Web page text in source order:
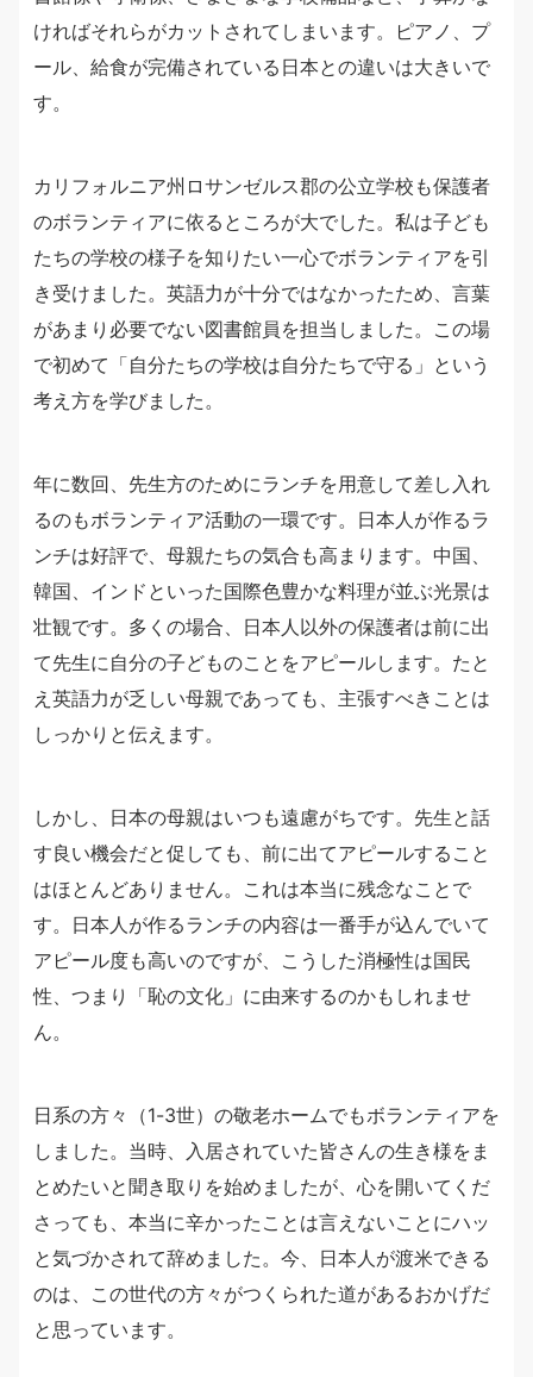
ければそれらがカットされてしまいます。ピアノ、プ
ール、給食が完備されている日本との違いは大きいで
す。
カリフォルニア州ロサンゼルス郡の公立学校も保護者
のボランティアに依るところが大でした。私は子ども
たちの学校の様子を知りたい一心でボランティアを引
き受けました。英語力が十分ではなかったため、言葉
があまり必要でない図書館員を担当しました。この場
で初めて「自分たちの学校は自分たちで守る」という
考え方を学びました。
年に数回、先生方のためにランチを用意して差し入れ
るのもボランティア活動の一環です。日本人が作るラ
ンチは好評で、母親たちの気合も高まります。中国、
韓国、インドといった国際色豊かな料理が並ぶ光景は
壮観です。多くの場合、日本人以外の保護者は前に出
て先生に自分の子どものことをアピールします。たと
え英語力が乏しい母親であっても、主張すべきことは
しっかりと伝えます。
しかし、日本の母親はいつも遠慮がちです。先生と話
す良い機会だと促しても、前に出てアピールすること
はほとんどありません。これは本当に残念なことで
す。日本人が作るランチの内容は一番手が込んでいて
アピール度も高いのですが、こうした消極性は国民
性、つまり「恥の文化」に由来するのかもしれませ
ん。
日系の方々（1-3世）の敬老ホームでもボランティアを
しました。当時、入居されていた皆さんの生き様をま
とめたいと聞き取りを始めましたが、心を開いてくだ
さっても、本当に辛かったことは言えないことにハッ
と気づかされて辞めました。今、日本人が渡米できる
のは、この世代の方々がつくられた道があるおかげだ
と思っています。